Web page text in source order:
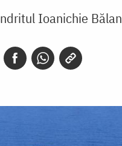
Ioanichie Bălan